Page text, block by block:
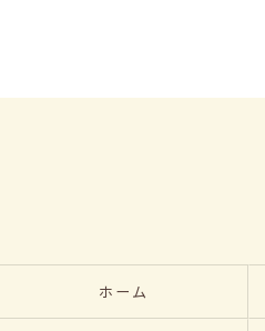
ホーム